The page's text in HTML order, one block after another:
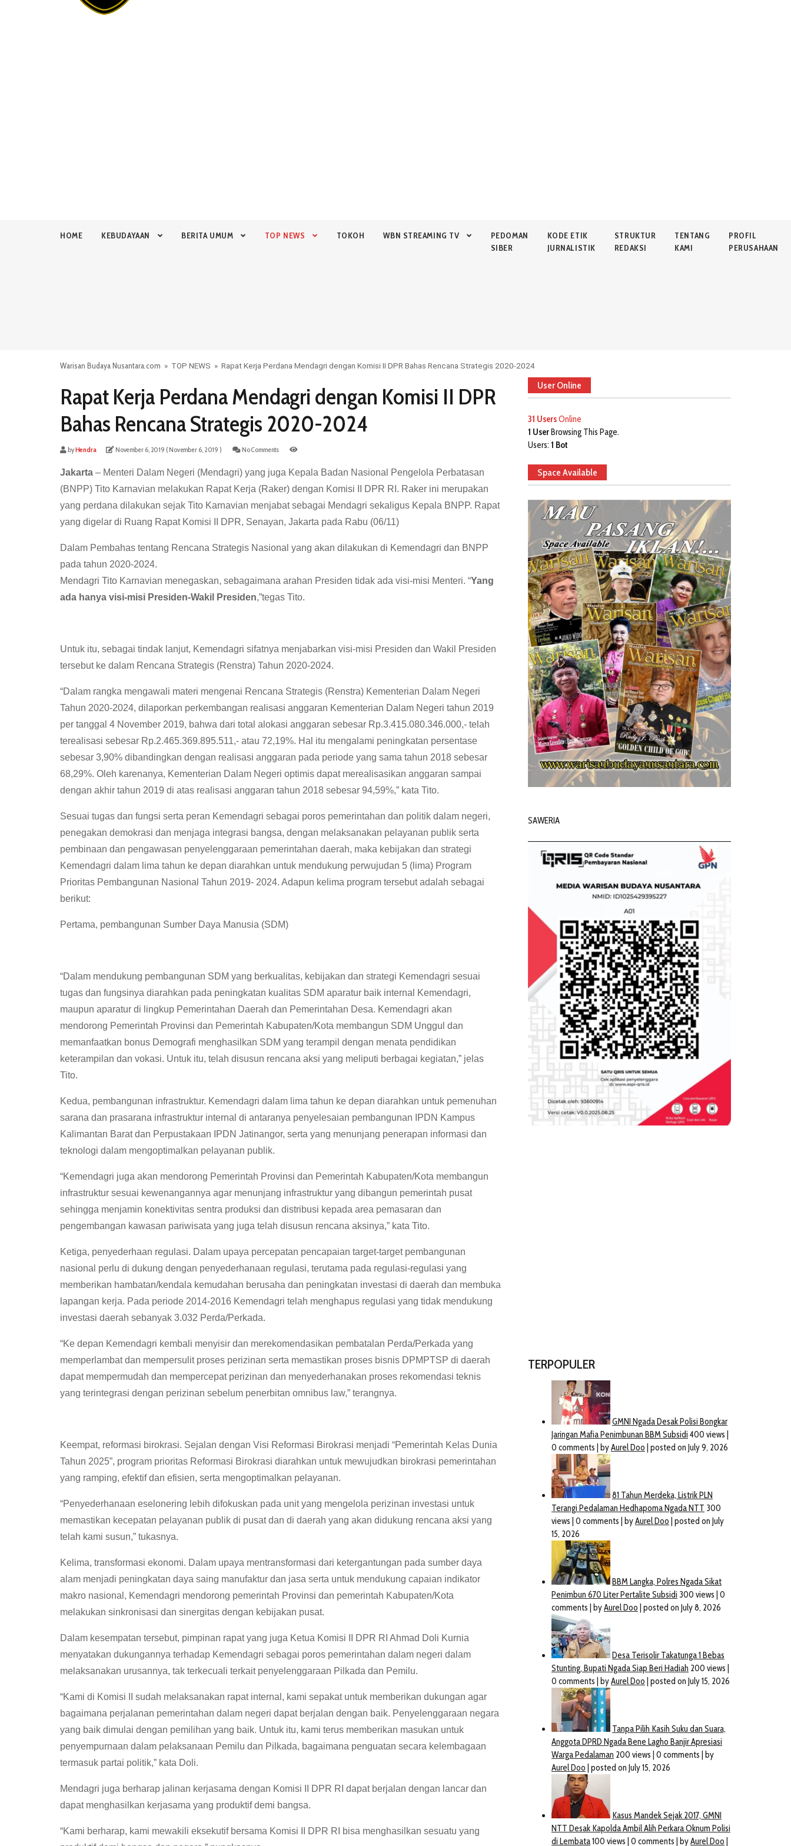
HOME KEBUDAYAAN BERITA UMUM TOP NEWS TOKOH WBN STREAMING TV
PEDOMAN
SIBER
KODE ETIK
JURNALISTIK
STRUKTUR
REDAKSI
TENTANG
KAMI
PROFIL
PERUSAHAAN
Warisan Budaya Nusantara.com » TOP NEWS » Rapat Kerja Perdana Mendagri dengan Komisi II DPR Bahas Rencana Strategis 2020-2024
Rapat Kerja Perdana Mendagri dengan Komisi II DPR
Bahas Rencana Strategis 2020-2024
byHendra November 6, 2019 ( November 6, 2019 ) No Comments
Jakarta – Menteri Dalam Negeri (Mendagri) yang juga Kepala Badan Nasional Pengelola Perbatasan
(BNPP) Tito Karnavian melakukan Rapat Kerja (Raker) dengan Komisi II DPR RI. Raker ini merupakan
yang perdana dilakukan sejak Tito Karnavian menjabat sebagai Mendagri sekaligus Kepala BNPP. Rapat
yang digelar di Ruang Rapat Komisi II DPR, Senayan, Jakarta pada Rabu (06/11)
Dalam Pembahas tentang Rencana Strategis Nasional yang akan dilakukan di Kemendagri dan BNPP
pada tahun 2020-2024.
Mendagri Tito Karnavian menegaskan, sebagaimana arahan Presiden tidak ada visi-misi Menteri. “Yang
ada hanya visi-misi Presiden-Wakil Presiden,”tegas Tito.
Untuk itu, sebagai tindak lanjut, Kemendagri sifatnya menjabarkan visi-misi Presiden dan Wakil Presiden
tersebut ke dalam Rencana Strategis (Renstra) Tahun 2020-2024.
“Dalam rangka mengawali materi mengenai Rencana Strategis (Renstra) Kementerian Dalam Negeri
Tahun 2020-2024, dilaporkan perkembangan realisasi anggaran Kementerian Dalam Negeri tahun 2019
per tanggal 4 November 2019, bahwa dari total alokasi anggaran sebesar Rp.3.415.080.346.000,- telah
terealisasi sebesar Rp.2.465.369.895.511,- atau 72,19%. Hal itu mengalami peningkatan persentase
sebesar 3,90% dibandingkan dengan realisasi anggaran pada periode yang sama tahun 2018 sebesar
68,29%. Oleh karenanya, Kementerian Dalam Negeri optimis dapat merealisasikan anggaran sampai
dengan akhir tahun 2019 di atas realisasi anggaran tahun 2018 sebesar 94,59%,” kata Tito.
Sesuai tugas dan fungsi serta peran Kemendagri sebagai poros pemerintahan dan politik dalam negeri,
penegakan demokrasi dan menjaga integrasi bangsa, dengan melaksanakan pelayanan publik serta
pembinaan dan pengawasan penyelenggaraan pemerintahan daerah, maka kebijakan dan strategi
Kemendagri dalam lima tahun ke depan diarahkan untuk mendukung perwujudan 5 (lima) Program
Prioritas Pembangunan Nasional Tahun 2019- 2024. Adapun kelima program tersebut adalah sebagai
berikut:
Pertama, pembangunan Sumber Daya Manusia (SDM)
“Dalam mendukung pembangunan SDM yang berkualitas, kebijakan dan strategi Kemendagri sesuai
tugas dan fungsinya diarahkan pada peningkatan kualitas SDM aparatur baik internal Kemendagri,
maupun aparatur di lingkup Pemerintahan Daerah dan Pemerintahan Desa. Kemendagri akan
mendorong Pemerintah Provinsi dan Pemerintah Kabupaten/Kota membangun SDM Unggul dan
memanfaatkan bonus Demografi menghasilkan SDM yang terampil dengan menata pendidikan
keterampilan dan vokasi. Untuk itu, telah disusun rencana aksi yang meliputi berbagai kegiatan,” jelas
Tito.
Kedua, pembangunan infrastruktur. Kemendagri dalam lima tahun ke depan diarahkan untuk pemenuhan
sarana dan prasarana infrastruktur internal di antaranya penyelesaian pembangunan IPDN Kampus
Kalimantan Barat dan Perpustakaan IPDN Jatinangor, serta yang menunjang penerapan informasi dan
teknologi dalam mengoptimalkan pelayanan publik.
“Kemendagri juga akan mendorong Pemerintah Provinsi dan Pemerintah Kabupaten/Kota membangun
infrastruktur sesuai kewenangannya agar menunjang infrastruktur yang dibangun pemerintah pusat
sehingga menjamin konektivitas sentra produksi dan distribusi kepada area pemasaran dan
pengembangan kawasan pariwisata yang juga telah disusun rencana aksinya,” kata Tito.
Ketiga, penyederhaan regulasi. Dalam upaya percepatan pencapaian target-target pembangunan
nasional perlu di dukung dengan penyederhanaan regulasi, terutama pada regulasi-regulasi yang
memberikan hambatan/kendala kemudahan berusaha dan peningkatan investasi di daerah dan membuka
lapangan kerja. Pada periode 2014-2016 Kemendagri telah menghapus regulasi yang tidak mendukung
investasi daerah sebanyak 3.032 Perda/Perkada.
“Ke depan Kemendagri kembali menyisir dan merekomendasikan pembatalan Perda/Perkada yang
memperlambat dan mempersulit proses perizinan serta memastikan proses bisnis DPMPTSP di daerah
dapat mempermudah dan mempercepat perizinan dan menyederhanakan proses rekomendasi teknis
yang terintegrasi dengan perizinan sebelum penerbitan omnibus law,” terangnya.
Keempat, reformasi birokrasi. Sejalan dengan Visi Reformasi Birokrasi menjadi “Pemerintah Kelas Dunia
Tahun 2025”, program prioritas Reformasi Birokrasi diarahkan untuk mewujudkan birokrasi pemerintahan
yang ramping, efektif dan efisien, serta mengoptimalkan pelayanan.
“Penyederhanaan eselonering lebih difokuskan pada unit yang mengelola perizinan investasi untuk
memastikan kecepatan pelayanan publik di pusat dan di daerah yang akan didukung rencana aksi yang
telah kami susun,” tukasnya.
Kelima, transformasi ekonomi. Dalam upaya mentransformasi dari ketergantungan pada sumber daya
alam menjadi peningkatan daya saing manufaktur dan jasa serta untuk mendukung capaian indikator
makro nasional, Kemendagri mendorong pemerintah Provinsi dan pemerintah Kabupaten/Kota
melakukan sinkronisasi dan sinergitas dengan kebijakan pusat.
Dalam kesempatan tersebut, pimpinan rapat yang juga Ketua Komisi II DPR RI Ahmad Doli Kurnia
menyatakan dukungannya terhadap Kemendagri sebagai poros pemerintahan dalam negeri dalam
melaksanakan urusannya, tak terkecuali terkait penyelenggaraan Pilkada dan Pemilu.
“Kami di Komisi II sudah melaksanakan rapat internal, kami sepakat untuk memberikan dukungan agar
bagaimana perjalanan pemerintahan dalam negeri dapat berjalan dengan baik. Penyelenggaraan negara
yang baik dimulai dengan pemilihan yang baik. Untuk itu, kami terus memberikan masukan untuk
penyempurnaan dalam pelaksanaan Pemilu dan Pilkada, bagaimana penguatan secara kelembagaan
termasuk partai politik,” kata Doli.
Mendagri juga berharap jalinan kerjasama dengan Komisi II DPR RI dapat berjalan dengan lancar dan
dapat menghasilkan kerjasama yang produktif demi bangsa.
“Kami berharap, kami mewakili eksekutif bersama Komisi II DPR RI bisa menghasilkan sesuatu yang
User Online
31 UsersOnline
1 UserBrowsing This Page.
Users: 1 Bot
Space Available
SAWERIA
TERPOPULER